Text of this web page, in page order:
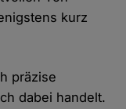
kurz
präzise
dabei handelt.